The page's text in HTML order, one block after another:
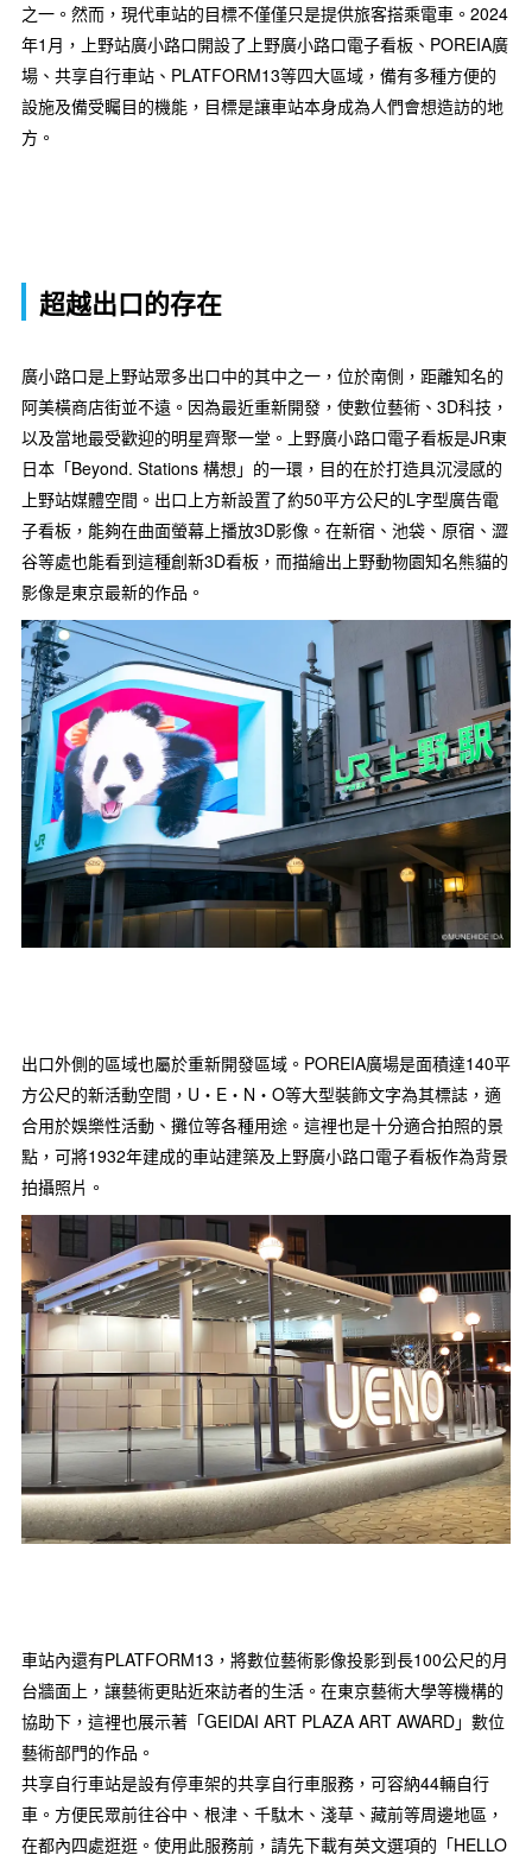
之一。然而，現代車站的目標不僅僅只是提供旅客搭乘電車。2024
年1月，上野站廣小路口開設了上野廣小路口電子看板、POREIA廣
場、共享自行車站、PLATFORM13等四大區域，備有多種方便的
設施及備受矚目的機能，目標是讓車站本身成為人們會想造訪的地
方。
超越出口的存在
廣小路口是上野站眾多出口中的其中之一，位於南側，距離知名的
阿美橫商店街並不遠。因為最近重新開發，使數位藝術、3D科技，
以及當地最受歡迎的明星齊聚一堂。上野廣小路口電子看板是JR東
日本「Beyond. Stations 構想」的一環，目的在於打造具沉浸感的
上野站媒體空間。出口上方新設置了約50平方公尺的L字型廣告電
子看板，能夠在曲面螢幕上播放3D影像。在新宿、池袋、原宿、澀
谷等處也能看到這種創新3D看板，而描繪出上野動物園知名熊貓的
影像是東京最新的作品。
出口外側的區域也屬於重新開發區域。POREIA廣場是面積達140平
方公尺的新活動空間，U‧E‧N‧O等大型裝飾文字為其標誌，適
合用於娛樂性活動、攤位等各種用途。這裡也是十分適合拍照的景
點，可將1932年建成的車站建築及上野廣小路口電子看板作為背景
拍攝照片。
車站內還有PLATFORM13，將數位藝術影像投影到長100公尺的月
台牆面上，讓藝術更貼近來訪者的生活。在東京藝術大學等機構的
協助下，這裡也展示著「GEIDAI ART PLAZA ART AWARD」數位
藝術部門的作品。
共享自行車站是設有停車架的共享自行車服務，可容納44輛自行
車。方便民眾前往谷中、根津、千駄木、淺草、藏前等周邊地區，
在都內四處逛逛。使用此服務前，請先下載有英文選項的「HELLO